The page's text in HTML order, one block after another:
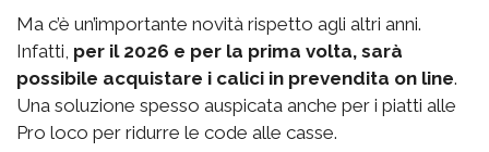
Ma c’è un’importante novità rispetto agli altri anni.
Infatti, per il 2026 e per la prima volta, sarà
possibile acquistare i calici in prevendita on line.
Una soluzione spesso auspicata anche per i piatti alle
Pro loco per ridurre le code alle casse.